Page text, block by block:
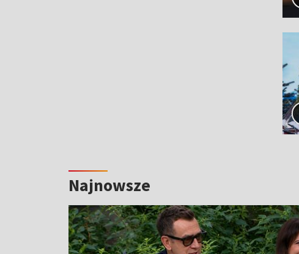
Najnowsze